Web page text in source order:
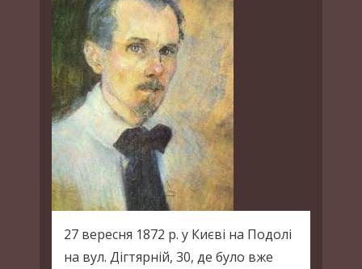
27 вересня 1872 р. у Києві на Подолі
на вул. Дігтярній, 30, де було вже